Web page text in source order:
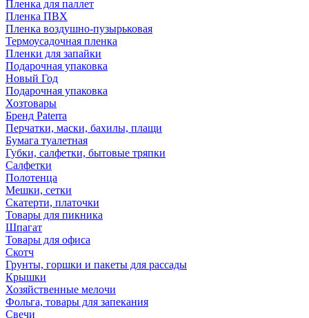
Пленка для паллет
Пленка ПВХ
Пленка воздушно-пузырьковая
Термоусадочная пленка
Пленки для запайки
Подарочная упаковка
Новый Год
Подарочная упаковка
Хозтовары
Бренд Paterra
Перчатки, маски, бахилы, плащи
Бумага туалетная
Губки, салфетки, бытовые тряпки
Салфетки
Полотенца
Мешки, сетки
Скатерти, платочки
Товары для пикника
Шпагат
Товары для офиса
Скотч
Грунты, горшки и пакеты для рассады
Крышки
Хозяйственные мелочи
Фольга, товары для запекания
Свечи